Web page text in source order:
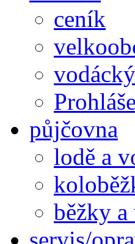
ceník
půjčovna
lodě a
běžky